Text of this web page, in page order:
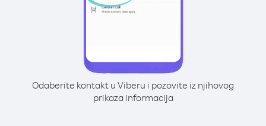
Odaberite kontakt u Viberu i pozovite iz njihovog
prikaza informacija